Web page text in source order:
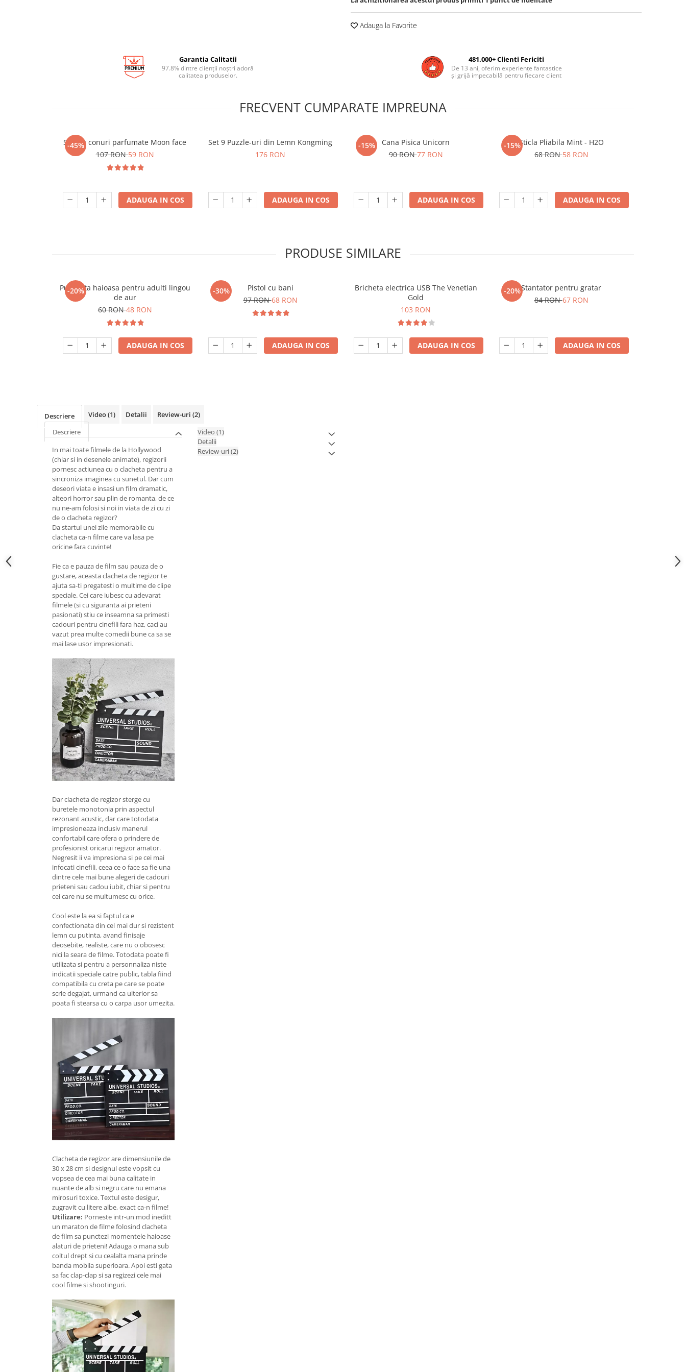
Adauga la Favorite
Garantia Calitatii
97.8% dintre clienții noștri adoră
calitatea produselor.
481.000+ Clienti Fericiti
De 13 ani, oferim experiențe fantastice
și grijă impecabilă pentru fiecare client
FRECVENT CUMPARATE IMPREUNA
-45%
Suport conuri parfumate Moon face
107 RON59 RON
ADAUGA IN COS
Set 9 Puzzle-uri din Lemn Kongming
176 RON
ADAUGA IN COS
-15%
Cana Pisica Unicorn
90 RON77 RON
ADAUGA IN COS
-15%Sticla Pliabila Mint - H2O
68 RON58 RON
ADAUGA IN COS
PRODUSE SIMILARE
-20%
Pusculita haioasa pentru adulti lingou
de aur
60 RON48 RON
ADAUGA IN COS
-30%
Pistol cu bani
97 RON68 RON
ADAUGA IN COS
Bricheta electrica USB The Venetian
Gold
103 RON
ADAUGA IN COS
-20%Stantator pentru gratar
84 RON67 RON
ADAUGA IN COS
Descriere Video(1) Detalii Review-uri (2)
Descriere
In mai toate filmele de la Hollywood
(chiar si in desenele animate), regizorii
pornesc actiunea cu o clacheta pentru a
sincroniza imaginea cu sunetul. Dar cum
deseori viata e insasi un film dramatic,
alteori horror sau plin de romanta, de ce
nu ne-am folosi si noi in viata de zi cu zi
de o clacheta regizor?
Da startul unei zile memorabile cu
clacheta ca-n filme care va lasa pe
oricine fara cuvinte!
Fie ca e pauza de film sau pauza de o
gustare, aceasta clacheta de regizor te
ajuta sa-ti pregatesti o multime de clipe
speciale. Cei care iubesc cu adevarat
filmele (si cu siguranta ai prieteni
pasionati) stiu ce inseamna sa primesti
cadouri pentru cinefili fara haz, caci au
vazut prea multe comedii bune ca sa se
mai lase usor impresionati.
Dar clacheta de regizor sterge cu
buretele monotonia prin aspectul
rezonant acustic, dar care totodata
impresioneaza inclusiv manerul
confortabil care ofera o prindere de
profesionist oricarui regizor amator.
Negresit ii va impresiona si pe cei mai
infocati cinefili, ceea ce o face sa fie una
dintre cele mai bune alegeri de cadouri
prieteni sau cadou iubit, chiar si pentru
cei care nu se multumesc cu orice.
Cool este la ea si faptul ca e
confectionata din cel mai dur si rezistent
lemn cu putinta, avand finisaje
deosebite, realiste, care nu o obosesc
nici la seara de filme. Totodata poate fi
utilizata si pentru a personnaliza niste
indicatii speciale catre public, tabla fiind
compatibila cu creta pe care se poate
scrie degajat, urmand ca ulterior sa
poata fi stearsa cu o carpa usor umezita.
Clacheta de regizor are dimensiunile de
30 x 28 cm si designul este vopsit cu
vopsea de cea mai buna calitate in
nuante de alb si negru care nu emana
mirosuri toxice. Textul este desigur,
zugravit cu litere albe, exact ca-n filme!
Utilizare: Porneste intr-un mod ineditt
un maraton de filme folosind clacheta
de film sa punctezi momentele haioase
alaturi de prieteni! Adauga o mana sub
coltul drept si cu cealalta mana prinde
banda mobila superioara. Apoi esti gata
sa fac clap-clap si sa regizezi cele mai
cool filme si shootinguri.
Video (1)
Detalii
Review-uri(2)